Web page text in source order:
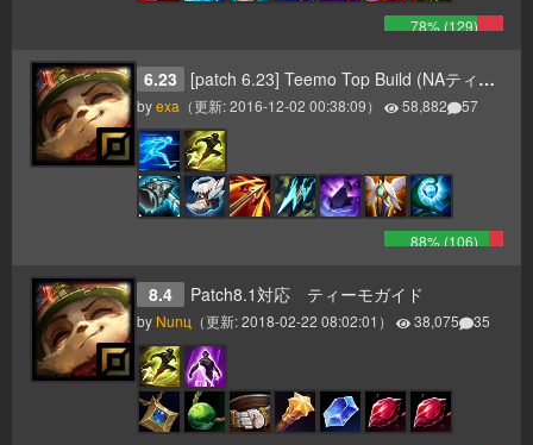
78% (129)
6.23 [patch 6.23] Teemo Top Build (NAティーモチャレンジャーのビルド参考)
byexa （更新:2016-12-02 00:38:09） 58,882 57
88% (106)
8.4 Patch8.1対応 ティーモガイド
by Nunц （更新:2018-02-22 08:02:01 ） 38,075 35